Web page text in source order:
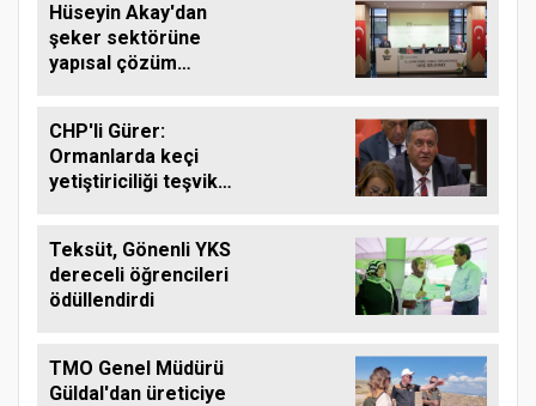
Hüseyin Akay'dan
şeker sektörüne
yapısal çözüm
CHP'li Gürer:
Ormanlarda keçi
yetiştiriciliği teşvik
Teksüt, Gönenli YKS
dereceli öğrencileri
ödüllendirdi
TMO Genel Müdürü
Güldal'dan üreticiye